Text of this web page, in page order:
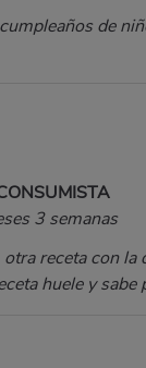
de
3 semanas
receta con la
huele y sabe